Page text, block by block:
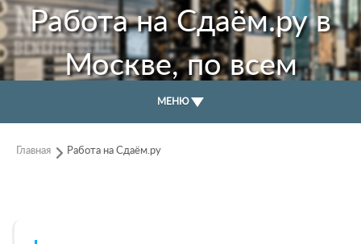
Работа на Сдаём.ру в
Москве, по всем
районам.
МЕНЮ
Главная Работа на Сдаём.ру